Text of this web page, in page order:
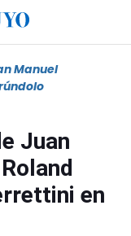
Manuel
Juan
en